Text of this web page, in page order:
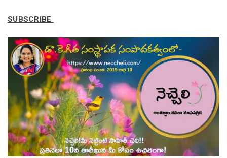
SUBSCRIBE